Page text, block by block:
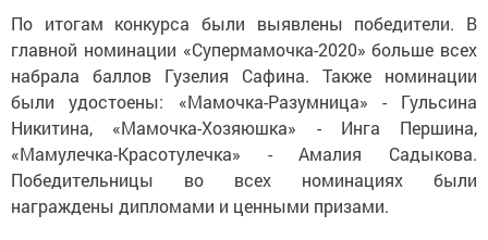
По итогам конкурса были выявлены победители. В
главной номинации «Супермамочка-2020» больше всех
набрала баллов Гузелия Сафина. Также номинации
были удостоены: «Мамочка-Разумница» - Гульсина
Никитина, «Мамочка-Хозяюшка» - Инга Першина,
«Мамулечка-Красотулечка» - Амалия Садыкова.
Победительницы во всех номинациях были
награждены дипломами и ценными призами.